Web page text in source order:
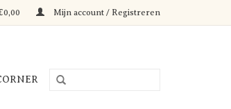
Mijn account / Registreren